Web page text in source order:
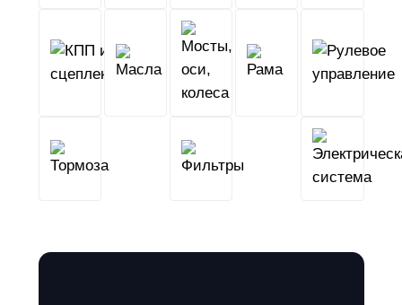
КПП
и
сцепление
Масла
оси,
Рама
Тормоза Фильтры